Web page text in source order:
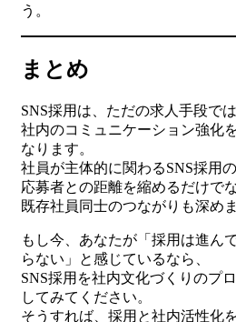
う。
まとめ
SNS採用は、ただの求人手段では
社内のコミュニケーション強化
なります。
社員が主体的に関わるSNS採用の
応募者との距離を縮めるだけでな
既存社員同士のつながりも深めま
もし今、あなたが「採用は進ん
らない」と感じているなら、
SNS採用を社内文化づくりのプ
してみてください。
そうすれば、採用と社内活性化